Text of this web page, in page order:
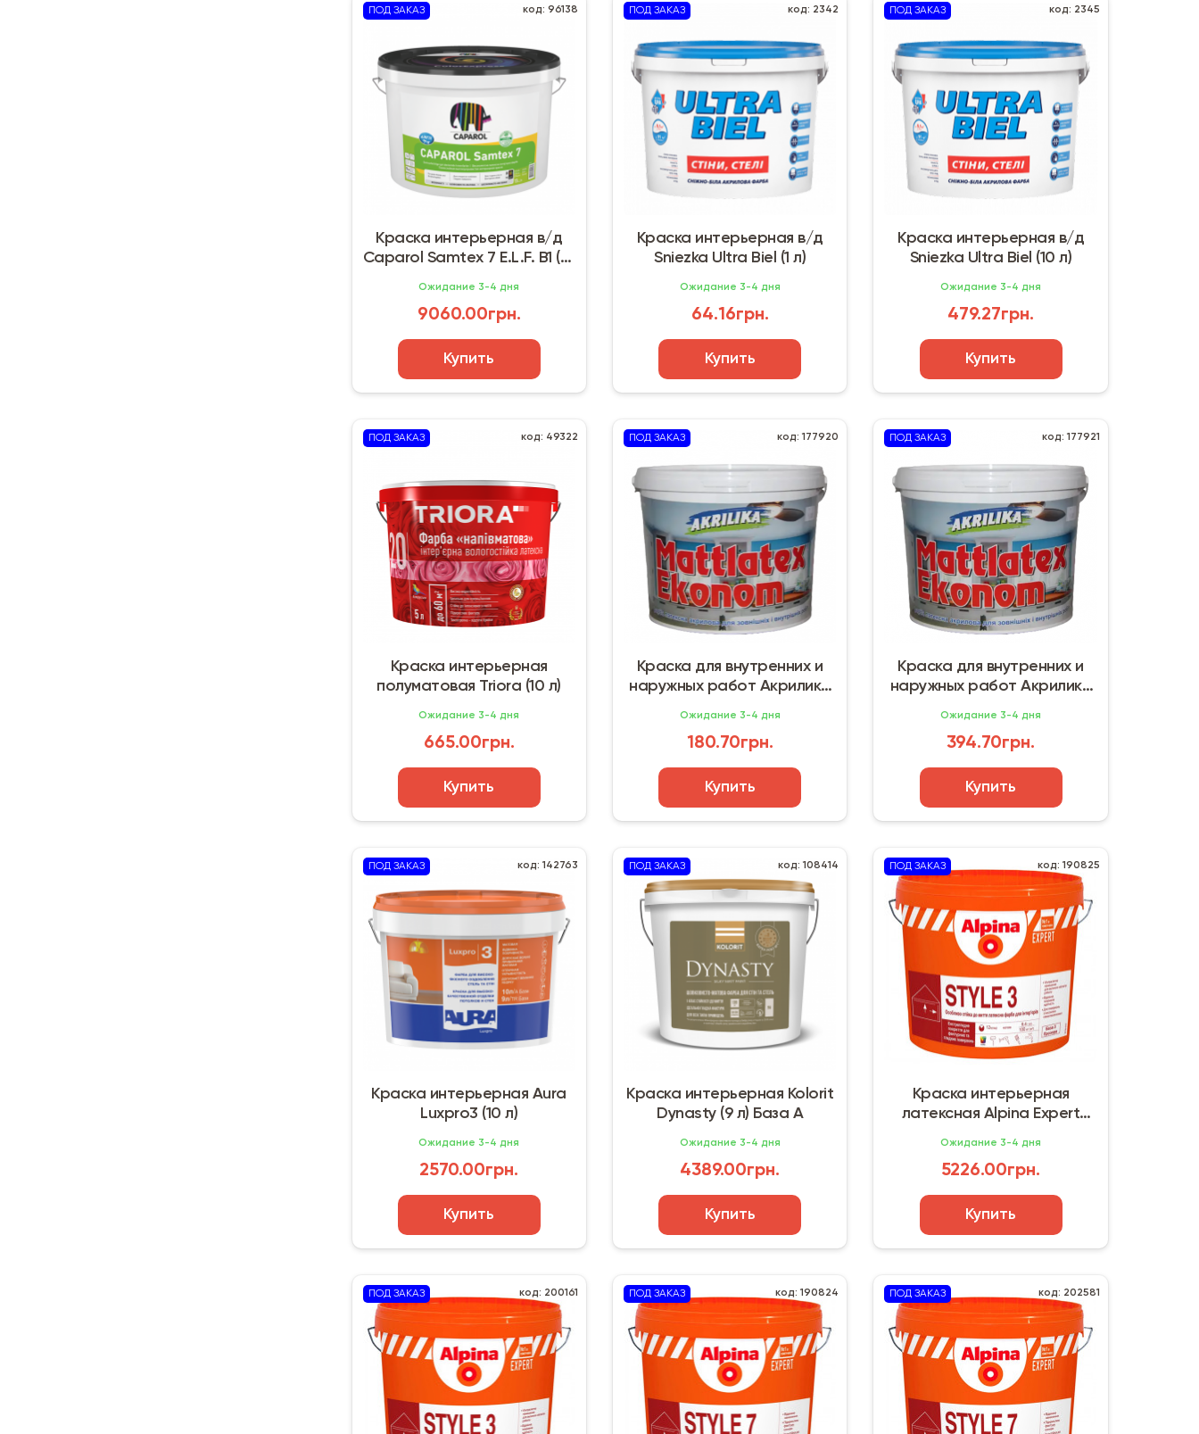
ПОД ЗАКАЗ код: 96138
Краска интерьерная в/д
Caparol Samtex 7 E.L.F. B1 (10
Ожидание 3-4 дня
9060.00грн.
Купить
ПОД ЗАКАЗ код: 2342
Краска интерьерная в/д
Sniezka Ultra Biel (1 л)
Ожидание 3-4 дня
64.16грн.
Купить
ПОД ЗАКАЗ код: 2345
Краска интерьерная в/д
Sniezka Ultra Biel (10 л)
Ожидание 3-4 дня
479.27грн.
Купить
ПОД ЗАКАЗ код: 49322
Краска интерьерная
полуматовая Triora (10 л)
Ожидание 3-4 дня
665.00грн.
Купить
ПОД ЗАКАЗ код: 177920
Краска для внутренних и
наружных работ Акрилика
Ожидание 3-4 дня
180.70грн.
Купить
ПОД ЗАКАЗ код: 177921
Краска для внутренних и
наружных работ Акрилика
Ожидание 3-4 дня
394.70грн.
Купить
ПОД ЗАКАЗ код: 142763
Краска интерьерная Aura
Luxpro3 (10 л)
Ожидание 3-4 дня
2570.00грн.
Купить
ПОД ЗАКАЗ код: 108414
Краска интерьерная Kolorit
Dynasty (9 л) База А
Ожидание 3-4 дня
4389.00грн.
Купить
ПОД ЗАКАЗ код: 190825
Краска интерьерная
латексная Alpina Expert
Ожидание 3-4 дня
5226.00грн.
Купить
ПОД ЗАКАЗ код: 200161 ПОД ЗАКАЗ код: 190824 ПОД ЗАКАЗ код: 202581